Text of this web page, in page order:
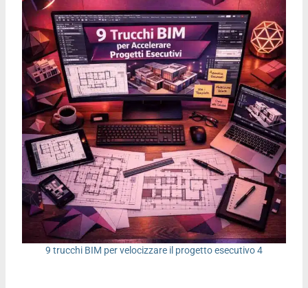
9 trucchi BIM per velocizzare il progetto esecutivo 4